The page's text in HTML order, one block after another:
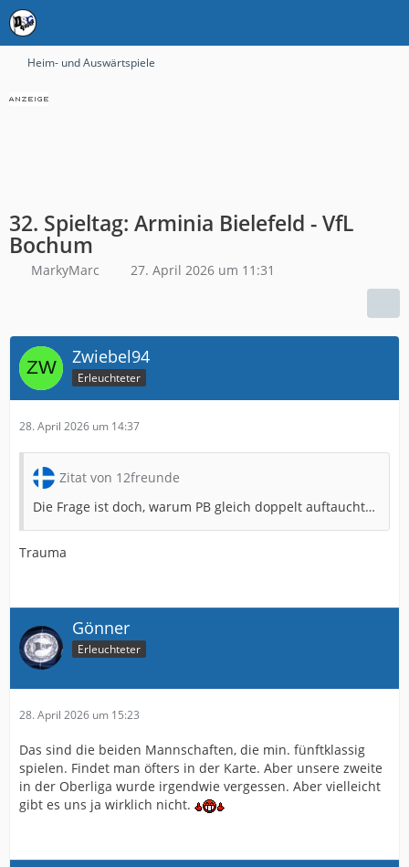
Heim- und Auswärtspiele
32. Spieltag: Arminia Bielefeld - VfL
Bochum
MarkyMarc 27. April 2026 um 11:31
Zwiebel94
Erleuchteter
28. April 2026 um 14:37
Zitat von 12freunde
Die Frage ist doch, warum PB gleich doppelt auftaucht…
Trauma
Gönner
Erleuchteter
28. April 2026 um 15:23
Das sind die beiden Mannschaften, die min. fünftklassig
spielen. Findet man öfters in der Karte. Aber unsere zweite
in der Oberliga wurde irgendwie vergessen. Aber vielleicht
gibt es uns ja wirklich nicht.